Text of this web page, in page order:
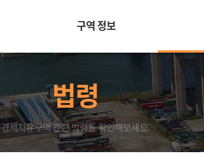
구역 정보
법령
경제자유구역 관련 법령을 확인해보세요.